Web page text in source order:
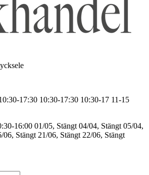
17:30 10:30-17:30 10:30-17 11-15
16:00 01/05, Stängt 04/04, Stängt 05/04,
06, Stängt 21/06, Stängt 22/06, Stängt